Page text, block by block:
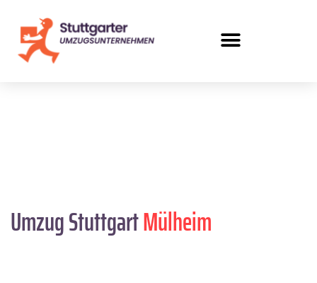
Umzug StuttgartMülheim